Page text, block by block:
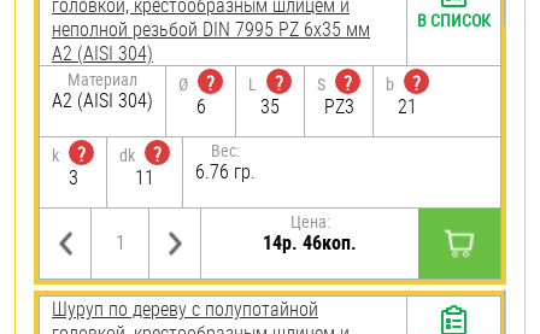
неполной резьбой DIN 7995 PZ 6х35 мм
А2 (AISI 304)
Материал
А2 (AISI 304)
Ø
?
6
L
?
35
S
?
PZ3
b
?
21
k
?
3
dk
?
11
Вес:
6.76 гр.
Цена:
14р. 46коп.
В СПИСОК
Шуруп по дереву с полупотайной